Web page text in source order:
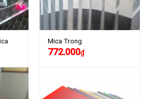
Mica Trong
772.000₫